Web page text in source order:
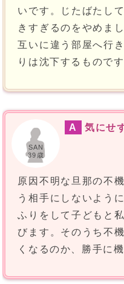
いです。じたばたし
きすぎるのをやめま
互いに違う部屋へ行
りは沈下するものです
SAN
39歳
A 気にせ
原因不明な旦那の不
う相手にしないよう
ふりをして子どもと
びます。そのうち不
くなるのか、勝手に